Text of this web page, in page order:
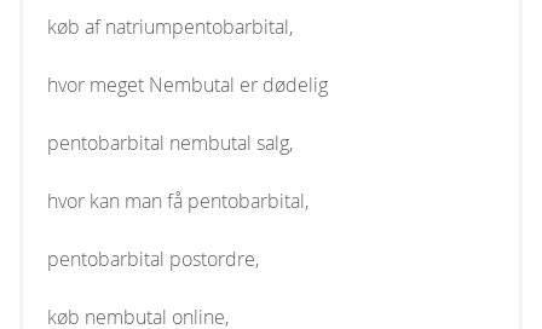
køb af natriumpentobarbital,
hvor meget Nembutal er dødelig
pentobarbital nembutal salg,
hvor kan man få pentobarbital,
pentobarbital postordre,
køb nembutal online,